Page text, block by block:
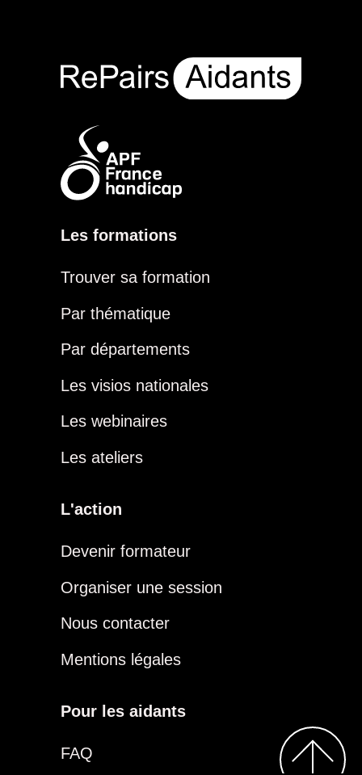
Les formations
Trouver sa formation
Par thématique
Par départements
Les visios nationales
Les webinaires
Les ateliers
L'action
Devenir formateur
Organiser une session
Nous contacter
Mentions légales
Pour les aidants
FAQ